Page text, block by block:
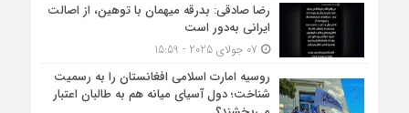
رضا صادقی: بدرقه میهمان با توهین، از اصالت
ایرانی به‌دور است
روسیه امارت اسلامی افغانستان را به رسمیت
شناخت؛ دول آسیای میانه هم به طالبان اعتبار